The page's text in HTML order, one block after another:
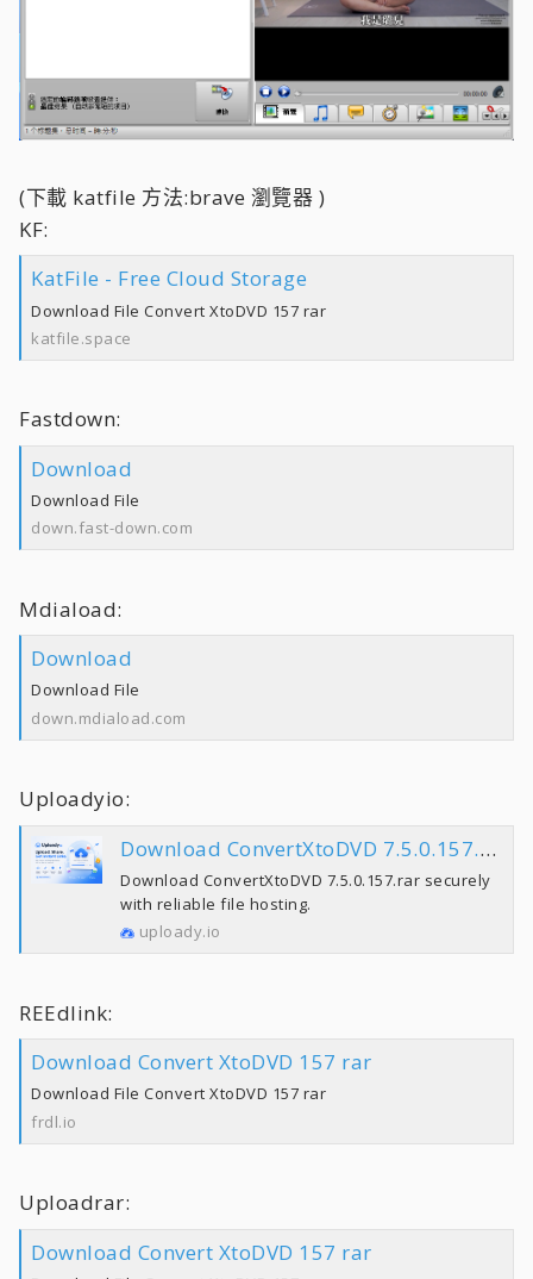
(下載 katfile 方法:brave 瀏覽器 )
KF:
KatFile - Free Cloud Storage
Download File Convert XtoDVD 157 rar
katfile.space
Fastdown:
Download
Download File
down.fast-down.com
Mdiaload:
Download
Download File
down.mdiaload.com
Uploadyio:
Download ConvertXtoDVD 7.5.0.157.rar | Uploady.io
Download ConvertXtoDVD 7.5.0.157.rar securely
with reliable file hosting.
uploady.io
REEdlink:
Download Convert XtoDVD 157 rar
Download File Convert XtoDVD 157 rar
frdl.io
Uploadrar:
Download Convert XtoDVD 157 rar